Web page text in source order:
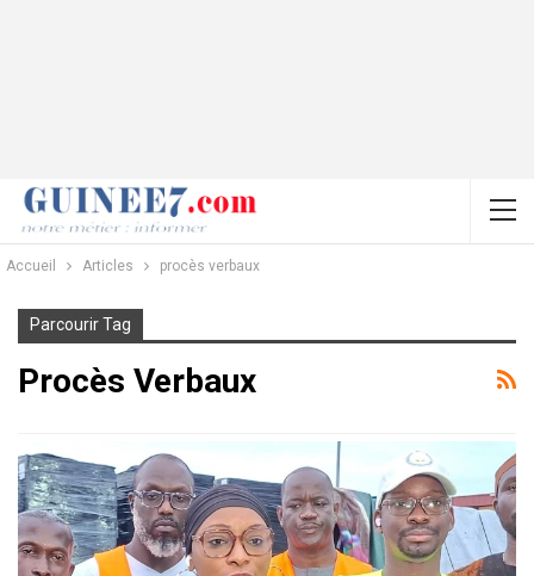
Accueil Articles procès verbaux
Parcourir Tag
Procès Verbaux